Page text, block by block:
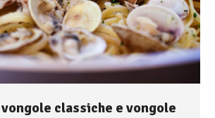
classiche e vongole